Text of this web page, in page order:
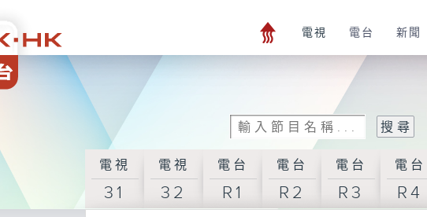
電視 電台 新聞
電視
31
電視
32
電台
R1
電台
R2
電台
R3
電台
R4